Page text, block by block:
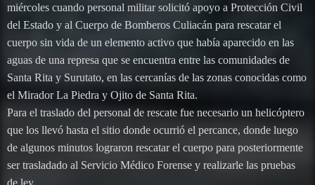
miércoles cuando personal militar solicitó apoyo a Protección Civil
del Estado y al Cuerpo de Bomberos Culiacán para rescatar el
cuerpo sin vida de un elemento activo que había aparecido en las
aguas de una represa que se encuentra entre las comunidades de
Santa Rita y Surutato, en las cercanías de las zonas conocidas como
el Mirador La Piedra y Ojito de Santa Rita.
Para el traslado del personal de rescate fue necesario un helicóptero
que los llevó hasta el sitio donde ocurrió el percance, donde luego
de algunos minutos lograron rescatar el cuerpo para posteriormente
ser trasladado al Servicio Médico Forense y realizarle las pruebas
de ley.